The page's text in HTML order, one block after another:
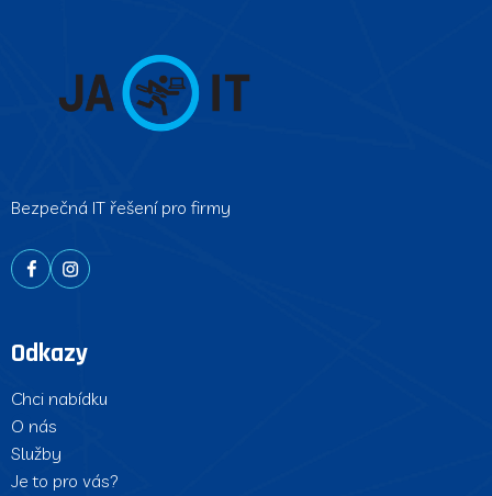
Bezpečná IT řešení pro firmy
Odkazy
Chci nabídku
O nás
Služby
Je to pro vás?